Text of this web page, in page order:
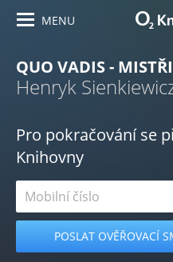
MENU
QUO VADIS -
Henryk
Pro pokračování se
Knihovny